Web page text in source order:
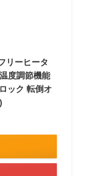
リーヒータ
度調節機能
ック 転倒オ